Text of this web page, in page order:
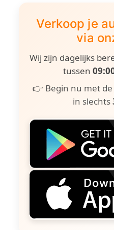
Verkoop je
via
Wij zijn dagelijks
tussen
👉 Begin nu met
in slechts